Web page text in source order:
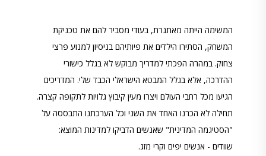
המשימה הייתה מאתגרת, בעודי מסביר להם את טכניקת
המשחק, הסתירו הילדים את פיותיהם בניסיון למנוע פרצי
צחוק. במהרה הפכתי למדריך מבוקש לא בגלל כישורי
ההדרכה, אלא בגלל המבטא הישראלי הכבד שלי. המדריכים
הגיעו מכל רחבי העולם ויצרו מעין קיבוץ גלויות לתקופה קצרה.
תחילה לא הכרנו האחד את השני וכל הערכתנו התבססה על
"הסטיגמה המדינית" שאנשים הדביקו למדינות המוצא:
שוודים - אנשים יפים וקרי מזג.